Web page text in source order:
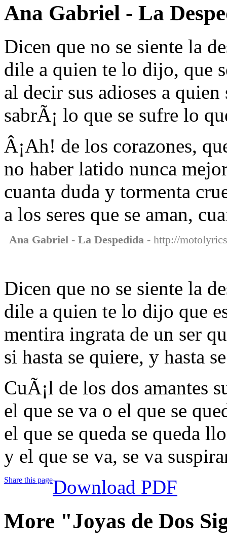
Ana Gabriel - La
Dicen que no se siente la
dile a quien te lo dijo, que
al decir sus adioses a quien
sabrÃ¡ lo que se sufre lo
Â¡Ah! de los corazones,
no haber latido nunca
cuanta duda y tormenta
a los seres que se aman,
Ana Gabriel - La Despedida - http://
Dicen que no se siente la
dile a quien te lo dijo que
mentira ingrata de un ser
si hasta se quiere, y hasta
CuÃ¡l de los dos amantes
el que se va o el que se
el que se queda se queda
y el que se va, se va
Share this pageDownload PDF
More "Joyas de Dos